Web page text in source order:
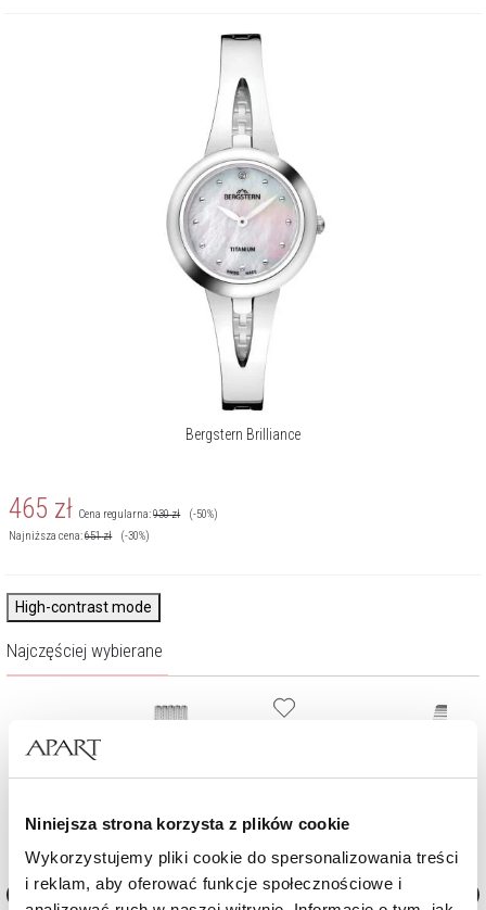
Niniejsza strona korzysta z plików cookie
Wykorzystujemy pliki cookie do spersonalizowania treści
i reklam, aby oferować funkcje społecznościowe i
Bergstern Brilliance
465 zł Cena regularna:930zł
(-50%)
Najniższa cena:651zł (-30%)
High-contrast mode
Najczęściej wybierane